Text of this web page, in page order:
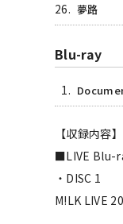
26. 夢路
Blu-ray
1.
【収録内容】
■LIVE Blu-
・DISC 1
M!LK LIVE